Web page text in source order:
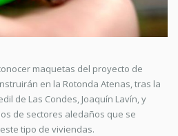
maquetas del proyecto de
en la Rotonda Atenas, tras la
de Las Condes, Joaquín Lavín, y
de sectores aledaños que se
tipo de viviendas.